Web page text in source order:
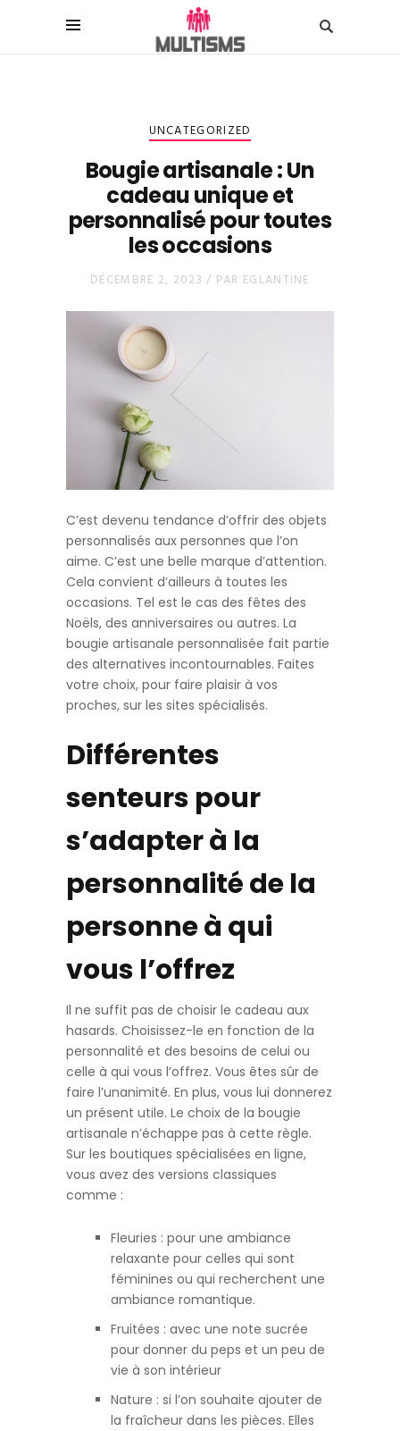
UNCATEGORIZED
Bougie artisanale : Un
cadeau unique et
personnalisé pour toutes
les occasions
DÉCEMBRE 2, 2023 / PAR EGLANTINE
C’est devenu tendance d’offrir des objets
personnalisés aux personnes que l’on
aime. C’est une belle marque d’attention.
Cela convient d’ailleurs à toutes les
occasions. Tel est le cas des fêtes des
Noëls, des anniversaires ou autres. La
bougie artisanale personnalisée fait partie
des alternatives incontournables. Faites
votre choix, pour faire plaisir à vos
proches, sur les sites spécialisés.
Différentes
senteurs pour
s’adapter à la
personnalité de la
personne à qui
vous l’offrez
Il ne suffit pas de choisir le cadeau aux
hasards. Choisissez-le en fonction de la
personnalité et des besoins de celui ou
celle à qui vous l’offrez. Vous êtes sûr de
faire l’unanimité. En plus, vous lui donnerez
un présent utile. Le choix de la bougie
artisanale n’échappe pas à cette règle.
Sur les boutiques spécialisées en ligne,
vous avez des versions classiques
comme :
Fleuries : pour une ambiance
relaxante pour celles qui sont
féminines ou qui recherchent une
ambiance romantique.
Fruitées : avec une note sucrée
pour donner du peps et un peu de
vie à son intérieur
Nature : si l’on souhaite ajouter de
la fraîcheur dans les pièces. Elles